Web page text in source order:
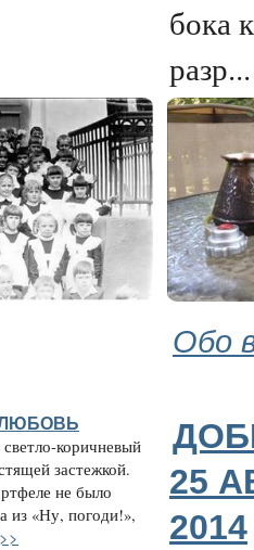
бока
разр...
Обо
коричневый
застежкой.
не было
из «Ну, погоди!»,
25
2014